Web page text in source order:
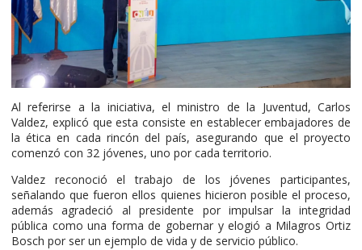
Al referirse a la iniciativa, el ministro de la Juventud, Carlos
Valdez, explicó que esta consiste en establecer embajadores de
la ética en cada rincón del país, asegurando que el proyecto
comenzó con 32 jóvenes, uno por cada territorio.
Valdez reconoció el trabajo de los jóvenes participantes,
señalando que fueron ellos quienes hicieron posible el proceso,
además agradeció al presidente por impulsar la integridad
pública como una forma de gobernar y elogió a Milagros Ortiz
Bosch por ser un ejemplo de vida y de servicio público.